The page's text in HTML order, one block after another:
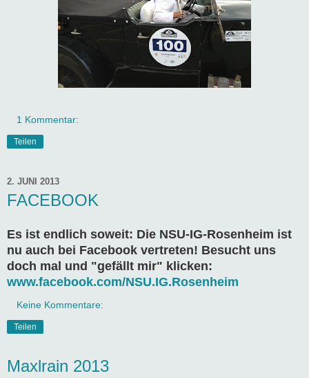
1 Kommentar:
Teilen
2. JUNI 2013
FACEBOOK
Es ist endlich soweit: Die NSU-IG-Rosenheim ist
nu auch bei Facebook vertreten! Besucht uns
doch mal und "gefällt mir" klicken:
www.facebook.com/NSU.IG.Rosenheim
Keine Kommentare:
Teilen
Maxlrain 2013